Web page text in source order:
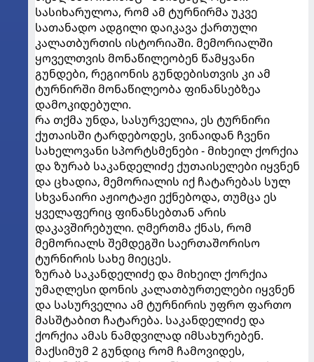
სასიხარულოა, რომ ამ ტურნირმა უკვე
სათანადო ადგილი დაიკავა ქართული
კალათბურთის ისტორიაში. მემორიალში
ყოველთვის მონაწილეობენ წამყვანი
გუნდები, რეგიონის გუნდებისთვის კი ამ
ტურნირში მონაწილეობა ფინანსებზეა
დამოკიდებული.
რა თქმა უნდა, სასურველია, ეს ტურნირი
ქუთაისში ტარდებოდეს, ვინაიდან ჩვენი
სახელოვანი სპორტსმენები - მიხეილ ქორქია
და ზურაბ საკანდელიძე ქუთაისელები იყვნენ
და ცხადია, მემორიალის იქ ჩატარებას სულ
სხვანაირი აჟიოტაჟი ექნებოდა, თუმცა ეს
ყველაფერიც ფინანსებთან არის
დაკავშირებული. ღმერთმა ქნას, რომ
მემორიალს შემდეგში საერთაშორისო
ტურნირის სახე მიეცეს.
ზურაბ საკანდელიძე და მიხეილ ქორქია
უმაღლესი დონის კალათბურთელები იყვნენ
და სასურველია ამ ტურნირის უფრო ფართო
მასშტაბით ჩატარება. საკანდელიძე და
ქორქია ამას ნამდვილად იმსახურებენ.
მაქსიმუმ 2 გუნდიც რომ ჩამოვიდეს,